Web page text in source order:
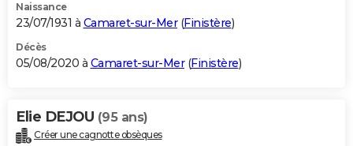
Naissance
23/07/1931 à Camaret-sur-Mer(Finistère)
Décès
05/08/2020 à Camaret-sur-Mer(Finistère)
Elie DEJOU (95 ans)
Créer une cagnotte obsèques